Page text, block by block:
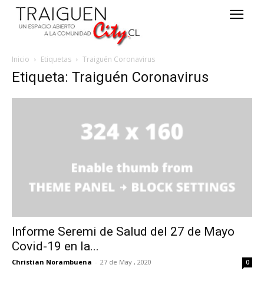
Inicio Etiquetas Traiguén Coronavirus
Etiqueta: Traiguén Coronavirus
Informe Seremi de Salud del 27 de Mayo
Covid-19 en la...
Christian Norambuena - 27 de May , 2020 0